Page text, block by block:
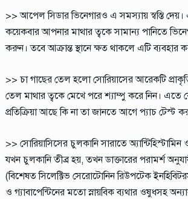
>> আপেল সিডার ভিনেগারও এ সমস্যায় স্বস্তি দেয়।
কয়েকবার আপনার মাথার ত্বকে সামান্য পানিতে
করুন। তবে আক্রান্ত স্থানে ক্ষত থাকলে এটি ব্যবহার
>> চা গাছের তেল হলো সোরিয়াসের আরেকটি
তেল মাথার ত্বকে মেখে পরে শ্যাম্পু করে নিন। এতে
প্রতিক্রিয়া আছে কি না তা জানতে আগে প্যাচ টেস্ট
>> সোরিয়াসিসের চুলকানি সারাতে
যখন চুলকানি তীব্র হয়, তখন ডাক্তারের পরামর্শ
(বিশেষত সিলেক্টিভ সেরোটোনিন রিউপটেক
ও গ্যাবাপেন্টিনের মতো স্নায়বিক ব্যথার ওষুধসহ